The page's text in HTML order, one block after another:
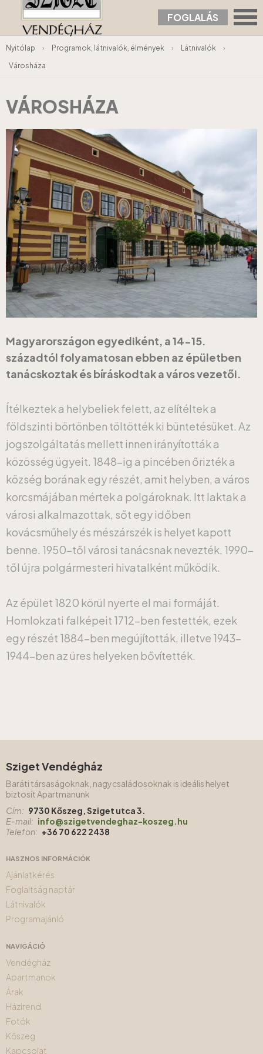
FOGLALÁS
Nyitólap › Programok, látnivalók, élmények › Látnivalók
›
Városháza
VÁROSHÁZA
Magyarországon egyediként, a 14-15.
századtól folyamatosan ebben az épületben
tanácskoztak és bíráskodtak a város vezetői.
Ítélkeztek a helybeliek felett, az elítéltek a
földszinti börtönben töltötték ki büntetésüket. Az
jogszolgáltatás mellett innen irányították a
közösség ügyeit. 1848-ig a pincében őrizték a
község borának egy részét, amit helyben, a város
korcsmájában mértek a polgároknak. Itt laktak a
városi alkalmazottak, sőt egy időben
kovácsműhely és mészárszék is helyet kapott
benne. 1950-től városi tanácsnak nevezték, 1990-
től újra polgármesteri hivatalként működik.
Az épület 1820 körül nyerte el mai formáját.
Homlokzati falképeit 1712-ben festették, ezek
egy részét 1884-ben megújították, illetve 1943-
1944-ben az üres helyeken bővítették.
Sziget Vendégház
Baráti társaságoknak, nagycsaládosoknak is ideális helyet
biztosít Apartmanunk
Cím: 9730 Kőszeg, Sziget utca 3.
E-mail: info@szigetvendeghaz-koszeg.hu
Telefon: +36 70 622 2438
HASZNOS INFORMÁCIÓK
Ajánlatkérés
Foglaltság naptár
Látnivalók
Programajánló
NAVIGÁCIÓ
Vendégház
Apartmanok
Árak
Házirend
Fotók
Kőszeg
Kapcsolat